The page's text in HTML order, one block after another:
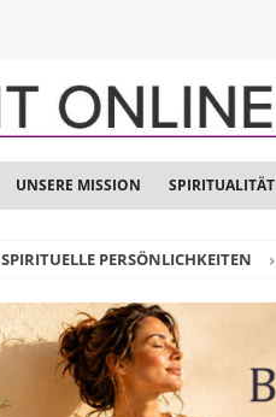
UNSERE MISSION SPIRITUALITÄT
SPIRITUELLE PERSÖNLICHKEITEN